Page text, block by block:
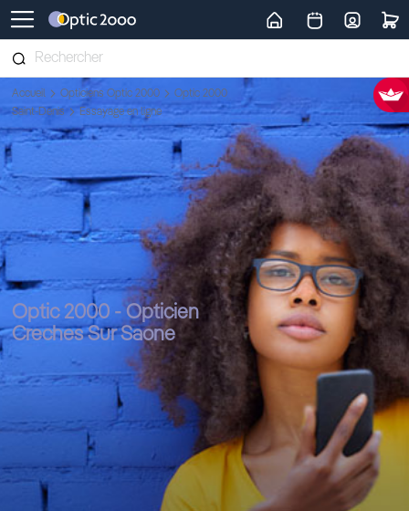
Retour vers la page d'accueil
Accueil Opticiens Optic 2000
Optic 2000
Saint-Denis
Essayage en ligne
Optic 2000 - Opticien
Creches Sur Saone